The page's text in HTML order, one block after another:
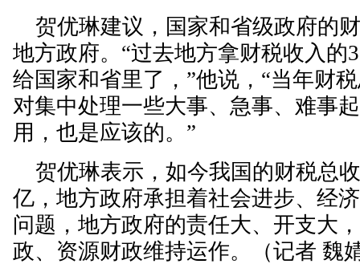
贺优琳建议，国家和省级政府的
地方政府。“过去地方拿财税收入的
给国家和省里了，”他说，“当年财
对集中处理一些大事、急事、难事
用，也是应该的。”
贺优琳表示，如今我国的财税总
亿，地方政府承担着社会进步、经
问题，地方政府的责任大、开支大
政、资源财政维持运作。（记者 魏